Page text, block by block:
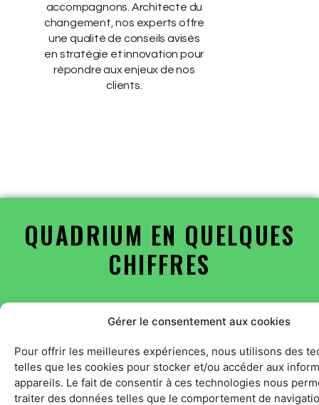
Gérer le consentement aux cookies
Pour offrir les meilleures expériences, nous utilisons des
telles que les cookies pour stocker et/ou accéder aux
appareils. Le fait de consentir à ces technologies nous
traiter des données telles que le comportement de
accompagnons. Architecte du
changement, nos experts offre
une qualité de conseils avisés
en stratégie et innovation pour
répondre aux enjeux de nos
clients.
QUADRIUM EN QUELQUES
CHIFFRES
+30
ans d'expérience